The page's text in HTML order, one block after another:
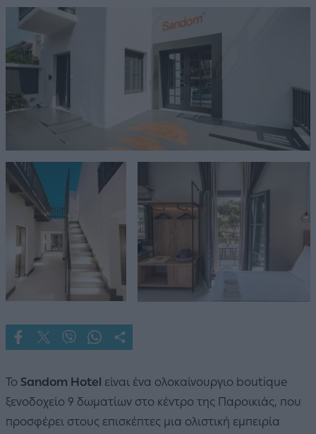
Το Sandom Hotel είναι ένα ολοκαίνουργιο boutique
ξενοδοχείο 9 δωματίων στο κέντρο της Παροικιάς, που
προσφέρει στους επισκέπτες μια ολιστική εμπειρία